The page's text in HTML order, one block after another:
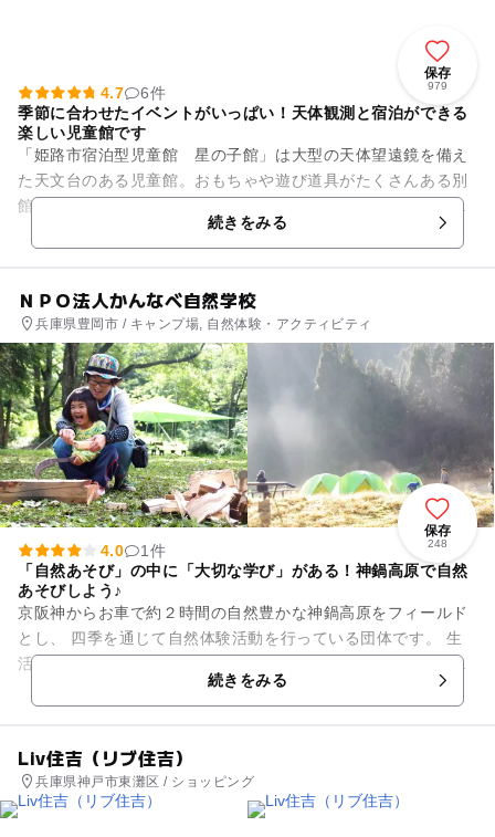
保存
979
4.7
6件
季節に合わせたイベントがいっぱい！天体観測と宿泊ができる
楽しい児童館です
「姫路市宿泊型児童館 星の子館」は大型の天体望遠鏡を備え
た天文台のある児童館。おもちゃや遊び道具がたくさんある別
館・なかよしホールをはじめ、卓球ができるトレーニングルー
ム、児童書や星の専門書のそ...続きをみる
ＮＰＯ法人かんなべ自然学校
兵庫県豊岡市 / キャンプ場, 自然体験・アクティビティ
保存
248
4.0
1件
「自然あそび」の中に「大切な学び」がある！神鍋高原で自然
あそびしよう♪
京阪神からお車で約２時間の自然豊かな神鍋高原をフィールド
とし、 四季を通じて自然体験活動を行っている団体です。 生
活環境や遊び方が変わり自然で遊ぶ機会が減ってしまった今、
続きをみる
Liv住吉（リブ住吉）
兵庫県神戸市東灘区 / ショッピング